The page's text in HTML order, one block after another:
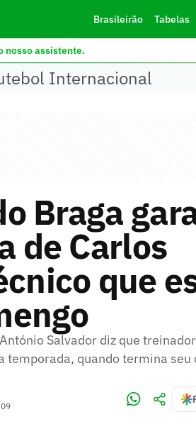
Brasileirão Tabelas
nosso assistente.
Internacional
Braga
de Carlos
que
Salvador diz que
temporada, quando termina seu